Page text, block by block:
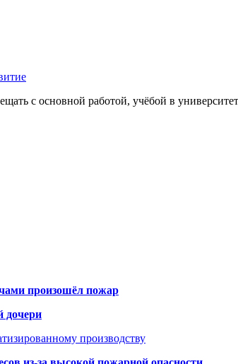
с основной работой, учёбой в
произошёл пожар
дочери
производству